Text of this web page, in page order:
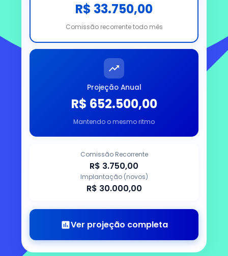
R$ 33.750,00
Comissão recorrente todo mês
Projeção Anual
R$ 652.500,00
Mantendo o mesmo ritmo
Comissão Recorrente
R$ 3.750,00
Implantação (novos)
R$ 30.000,00
Ver projeção completa